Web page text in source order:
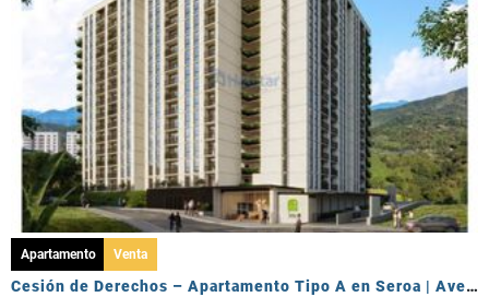
Apartamento Venta
Cesión de Derechos – Apartamento Tipo A en Seroa | Avenida Centenario